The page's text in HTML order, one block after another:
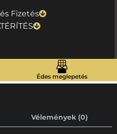
Fizetés
Édes meglepetés
Vélemények (0)